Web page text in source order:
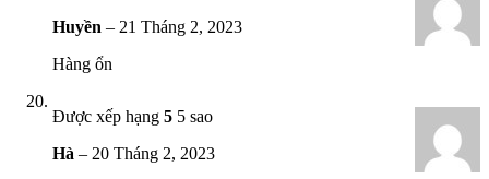
Huyền – 21 Tháng 2, 2023
Hàng ổn
Được xếp hạng 5 5 sao
Hà – 20 Tháng 2, 2023